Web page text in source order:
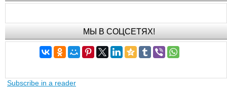
МЫ В СОЦСЕТЯХ!
Subscribe in a reader